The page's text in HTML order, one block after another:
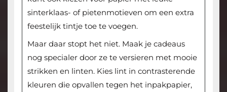
sinterklaas- of pietenmotieven om een extra
feestelijk tintje toe te voegen.
Maar daar stopt het niet. Maak je cadeaus
nog specialer door ze te versieren met mooie
strikken en linten. Kies lint in contrasterende
kleuren die opvallen tegen het inpakpapier,